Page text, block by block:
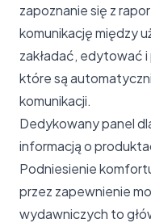
zapoznanie się z
komunikację między
zakładać, edytować
które są
komunikacji.
Dedykowany panel
informacją o
Podniesienie
przez zapewnienie
wydawniczych to